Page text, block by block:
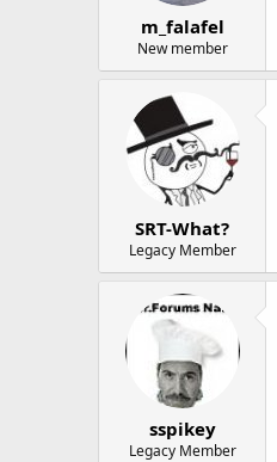
m_falafel
New member
SRT-What?
Legacy Member
sspikey
Legacy Member